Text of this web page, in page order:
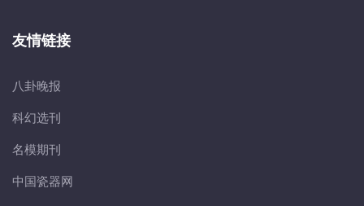
友情链接
八卦晚报
科幻选刊
名模期刊
中国瓷器网